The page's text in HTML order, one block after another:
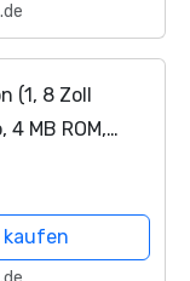
(1, 8 Zoll
4 MB ROM,
kaufen